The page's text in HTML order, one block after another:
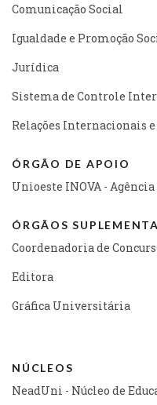
Comunicação Social
Igualdade e Promoção
Jurídica
Sistema de Controle
Relações Internacionais
ÓRGÃO DE APOIO
Unioeste INOVA -
ÓRGÃOS
Coordenadoria de
Editora
Gráfica Universitária
NÚCLEOS
NeadUni - Núcleo de